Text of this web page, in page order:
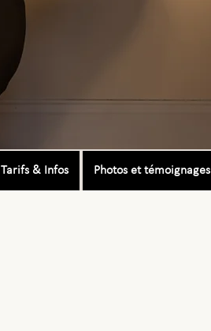
Tarifs & Infos Photos et témoignages